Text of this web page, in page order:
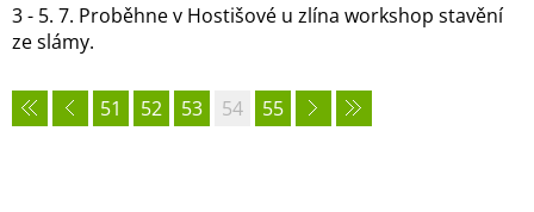
3 - 5. 7. Proběhne v Hostišové u zlína workshop stavění
ze slámy.
51 52 53 54 55